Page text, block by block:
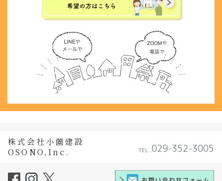
株式会社小薗建設
OSONO,Inc.
TEL .029-352-3005